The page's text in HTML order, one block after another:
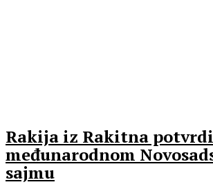
Rakija iz Rakitna
međunarodnom
sajmu